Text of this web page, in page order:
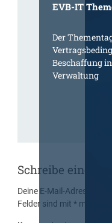
EVB-IT
Der
Beschaffung
Verwaltung
Schreibe einen
Deine E-Mail-Adresse
Felder sind mit* markiert